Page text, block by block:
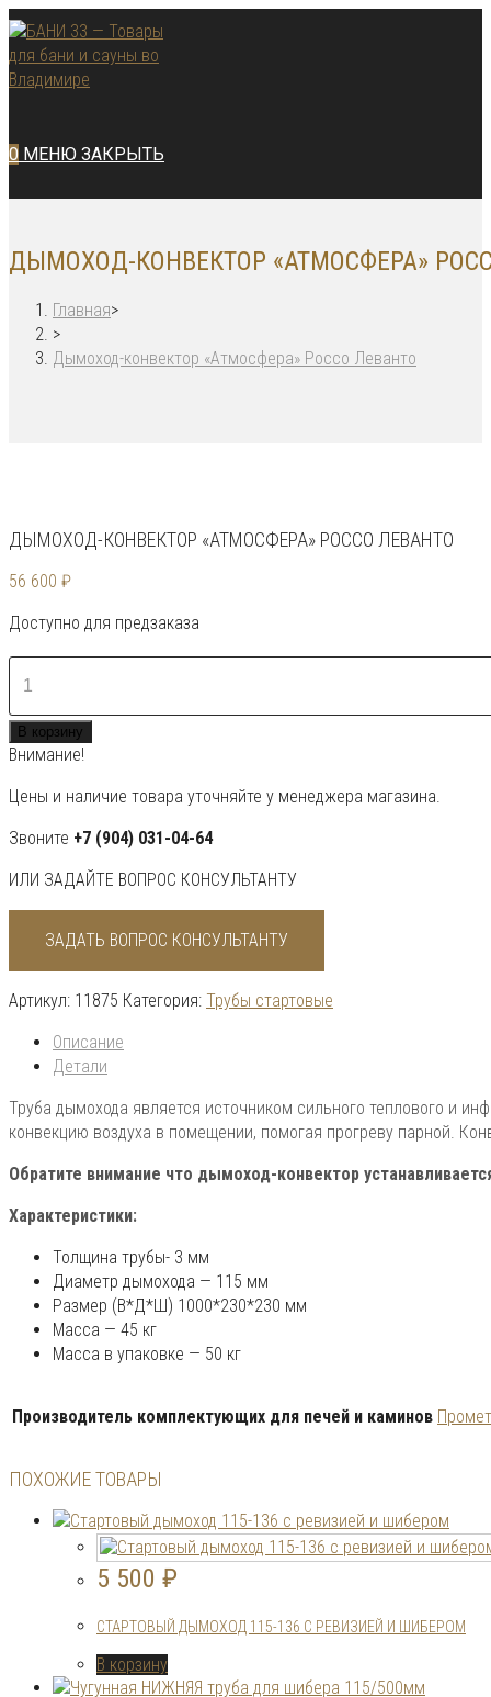
Перейти
к
содержимому
0 МЕНЮ ЗАКРЫТЬ
ДЫМОХОД-КОНВЕКТОР «АТМОСФЕРА»
Главная>
>
Дымоход-конвектор «Атмосфера» Россо Леванто
ДЫМОХОД-КОНВЕКТОР «АТМОСФЕРА» РОССО ЛЕВАНТО
56 600 ₽
Доступно для предзаказа
Количество
товара
Дымоход-
конвектор
«Атмосфера»
Россо
Леванто
В корзину
Внимание!
Цены и наличие товара уточняйте у менеджера магазина.
Звоните +7 (904) 031-04-64
ИЛИ ЗАДАЙТЕ ВОПРОС КОНСУЛЬТАНТУ
ЗАДАТЬ ВОПРОС КОНСУЛЬТАНТУ
Артикул: 11875 Категория: Трубы стартовые
Описание
Детали
Труба дымохода является источником сильного теплового и
конвекцию воздуха в помещении, помогая прогреву парной.
Обратите внимание что дымоход-конвектор
Характеристики:
Толщина трубы- 3 мм
Диаметр дымохода — 115 мм
Размер (В*Д*Ш) 1000*230*230 мм
Масса — 45 кг
Масса в упаковке — 50 кг
Производитель комплектующих для печей и каминов
ПОХОЖИЕ ТОВАРЫ
5 500 ₽
СТАРТОВЫЙ ДЫМОХОД 115-136 С РЕВИЗИЕЙ И ШИБЕРОМ
В корзину